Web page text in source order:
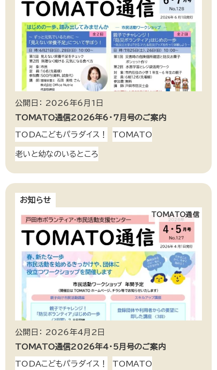
公開日： 2026年6月1日
TOMATO通信2026年6・7月号のご案内
TODAこどもパラダイス！ TOMATO
老いと幼なのいるところ
お知らせ
TOMATO通信
公開日： 2026年4月2日
TOMATO通信2026年4・5月号のご案内
TODAこどもパラダイス！ TOMATO